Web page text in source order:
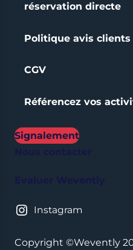
réservation directe
Politique avis clients
CGV
Référencez vos
Signalement
Instagram
Copyright ©Wevently